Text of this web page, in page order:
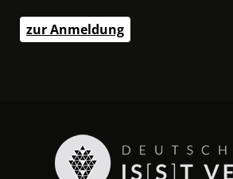
zur Anmeldung